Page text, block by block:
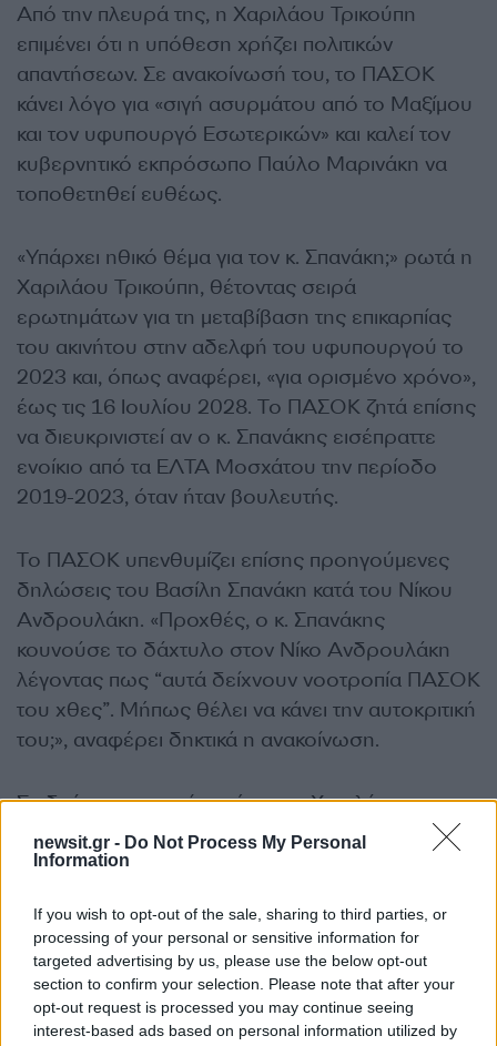
newsit.gr - Do Not Process My Personal
Information
If you wish to opt-out of the sale, sharing to third parties, or
processing of your personal or sensitive information for
targeted advertising by us, please use the below opt-out
section to confirm your selection. Please note that after your
opt-out request is processed you may continue seeing
interest-based ads based on personal information utilized by
Από την πλευρά της, η Χαριλάου Τρικούπη
επιμένει ότι η υπόθεση χρήζει πολιτικών
απαντήσεων. Σε ανακοίνωσή του, το ΠΑΣΟΚ
κάνει λόγο για «σιγή ασυρμάτου από το Μαξίμου
και τον υφυπουργό Εσωτερικών» και καλεί τον
κυβερνητικό εκπρόσωπο Παύλο Μαρινάκη να
τοποθετηθεί ευθέως.
«Υπάρχει ηθικό θέμα για τον κ. Σπανάκη;» ρωτά η
Χαριλάου Τρικούπη, θέτοντας σειρά
ερωτημάτων για τη μεταβίβαση της επικαρπίας
του ακινήτου στην αδελφή του υφυπουργού το
2023 και, όπως αναφέρει, «για ορισμένο χρόνο»,
έως τις 16 Ιουλίου 2028. Το ΠΑΣΟΚ ζητά επίσης
να διευκρινιστεί αν ο κ. Σπανάκης εισέπραττε
ενοίκιο από τα ΕΛΤΑ Μοσχάτου την περίοδο
2019-2023, όταν ήταν βουλευτής.
Το ΠΑΣΟΚ υπενθυμίζει επίσης προηγούμενες
δηλώσεις του Βασίλη Σπανάκη κατά του Νίκου
Ανδρουλάκη. «Προχθές, ο κ. Σπανάκης
κουνούσε το δάχτυλο στον Νίκο Ανδρουλάκη
λέγοντας πως “αυτά δείχνουν νοοτροπία ΠΑΣΟΚ
του χθες”. Μήπως θέλει να κάνει την αυτοκριτική
του;», αναφέρει δηκτικά η ανακοίνωση.
Σε δεύτερη ανακοίνωσή της, η Χαριλάου
Τρικούπη ανεβάζει περαιτέρω τους τόνους,
υποστηρίζοντας ότι, ενώ «τα φώτα σβήνουν στο
εσωκομματικές ισορροπίες βρίσκονται στο
προσκήνιο, η κυβέρνηση οφείλει να απαντήσει
αν θεωρεί ηθικά αποδεκτή τη μίσθωση ακινήτου,
το οποίο –κατά το ΠΑΣΟΚ– συνδέεται με